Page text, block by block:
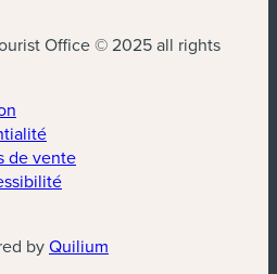
Office © 2025 all rights
de vente
fenêtre)
byQuilium